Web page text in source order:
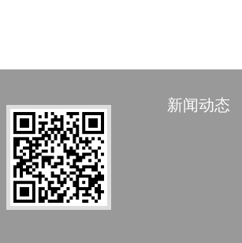
新闻动态